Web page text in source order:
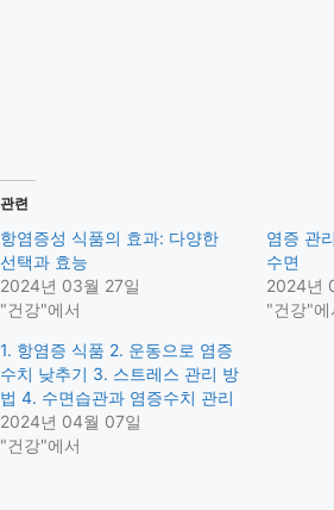
관련
항염증성 식품의 효과: 다양한
선택과 효능
2024년 03월 27일
"건강"에서
염증 관
수면
2024년
"건강"에
1. 항염증 식품 2. 운동으로 염증
수치 낮추기 3. 스트레스 관리 방
법 4. 수면습관과 염증수치 관리
2024년 04월 07일
"건강"에서